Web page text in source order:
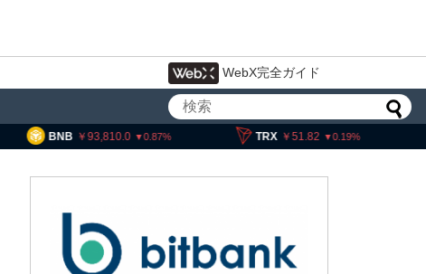
WebX完全ガイド
93,810.0 0.87 51.82 0.19